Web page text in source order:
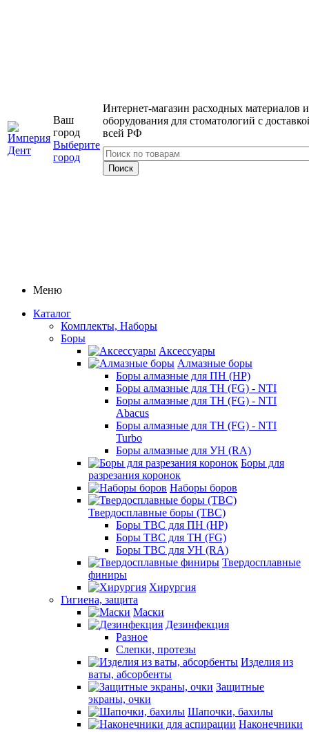
Ваш
город
Выберите
город
Интернет-магазин расходных материалов и
оборудования для стоматологий с
всей РФ
Меню
Каталог
Комплекты, Наборы
Боры
Аксессуары
Алмазные боры
Боры алмазные для ПН (HP)
Боры алмазные для ТН (FG) - NTI
Боры алмазные для ТН (FG) - NTI
Abacus
Боры алмазные для ТН (FG) - NTI
Turbo
Боры алмазные для УН (RA)
Боры для
разрезания коронок
Наборы боров
Твердосплавные боры (ТВС)
Боры ТВС для ПН (HP)
Боры ТВС для ТН (FG)
Боры ТВС для УН (RA)
Твердосплавные
финиры
Хирургия
Гигиена, защита
Маски
Дезинфекция
Разное
Слепки, протезы
Изделия из
ваты, абсорбенты
Защитные
экраны, очки
Шапочки, бахилы
Наконечники